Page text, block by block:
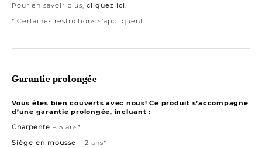
Pour en savoir plus, cliquez ici.
* Certaines restrictions s'appliquent.
Garantie prolongée
Vous êtes bien couverts avec nous! Ce produit s’accompagne
d’une garantie prolongée, incluant :
Charpente – 5 ans*
Siège en mousse – 2 ans*